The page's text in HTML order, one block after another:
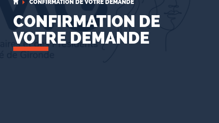
CONFIRMATION DE VOTRE DEMANDE
CONFIRMATION DE
VOTRE DEMANDE